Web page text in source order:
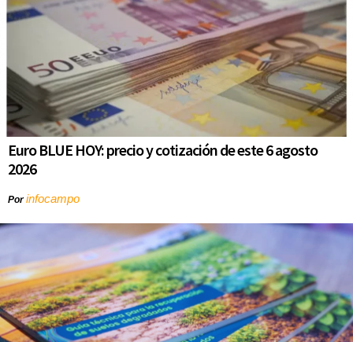
Euro BLUE HOY: precio y cotización de este 6 agosto
2026
Porinfocampo